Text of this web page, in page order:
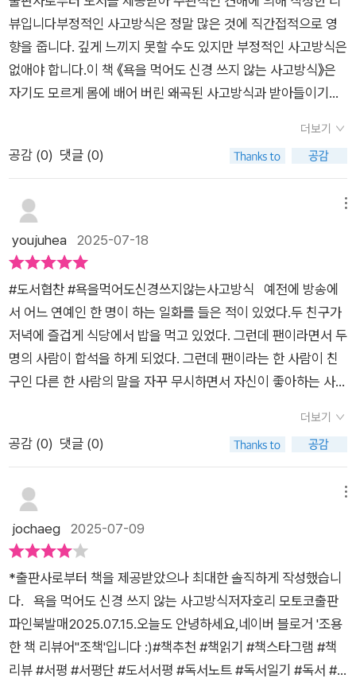
당장 내 삶에서 감정 소모가 줄어들 것 같았다.​책을 덮고 나서 문
득 SNS에서 본 악플이 생각났다.예전 같으면 ‘왜 저런 말을 하
지?’ 하며 마음이 쓰였을 텐데, 이제는 ‘그건 그 사람의 문제지, 내
문제가 아니야.’라고 스스로 다독였다. 작은 변화지만 정말 큰 자
유를 느꼈다.​​이 책이 필요한 사람 • 악성 댓글이나 험담에 쉽게
상처받는 사람 • 타인의 평가 때문에 자기 자신을 의심하는 사람
• ‘그냥 무시해’라는 말이 답답했던 사람​《욕을 먹어도 신경 쓰지
심’을 세우는 법을 자연스럽게 배우게 된다.요즘처럼 말의 칼날이
쉽게 오가는 시대에, 꼭 한 번 읽어봐야 할 책이다.​​
펴볼 수 있었습니다^^물이 반이 차있는 컵을 보고서 누군가는 물
이 반이나 차있다고 생각할 테고, 다른 누군가는 물이 반밖에 차
있지 않다고 생각할 겁니다. 이와 같이 같은 상황과 같은 말을 듣
더라도 사람에 따라서 받아들이는 방식은 천차만별이라고 할 수
저 지인이나 직장 동료 등으로부터 부정적인 평가를 받았을 때에
무작정 스스로를 비난하고 부정적인 생각에 빠져드는 것이 아닌,
생각의 전환을 통해서 보다 긍정적인 방식으로 사고방식을 바꿔
나가는 것을 추천하고 있습니다. 항상 긍정적인 사람과 항상 부정
사람들로부터 호감을 사는 데에 더 좋은 포지션이라고 할 수 있으
요!그리고, 비난을 받았을 때에 우리들이 절대로 해서는 안 되는
금기사항도 있다는 점이 꽤나 흥미로웠는데요, 비난을 받고서 감
정적으로 흥분상태에 빠져서 상대방을 비난하고 다시 비난을 돌
려받는 것은 결국에는 스스로의 멘탈을 무너뜨리는 악순환에 빠
져 버리게 만드는 행동이라고 하니 항상 이성적으로 행동할 수 있
도록 마음을 다스리는 데에 힘써야겠습니다. 물론, 아무런 방법도
없이 말로만 이렇게 해봤자 결국에는 똑같은 결과가 나오기 마련
서 읽어보고 몸에 익혀 둔다면 비난을 받는 상황이 왔을 때에 누
구도 나의 마음에 상처를 줄 수 없는 강철 멘탈을 완성시킬 수 있
다는 확신이 듭니다.그 밖에도, '욕을 먹어도 신경 쓰지 않는 사고
방식'에서는 비난을 참고 견디는 수준에서 한발 더 나아가, 그 비
난을 나의 에너지로 변환하여 긍정적인 에너지로 써먹을 수 있는
비결에 대해서도 들려주고 있어서 큰 도움이 되었는데요, 일상생
활 속에서 발생하는 비난의 유형을 4가지 연료로 빗대서 설명한
뒤에 비난에 지지 않고 나만의 가치관을 지켜 나가는 현명한 대처
방법들을 이번 기회에 확실하게 배워둘 수 있어서 정말 다행인 것
^,^&우리는 누군가로부터 험담이나 비난을 들었을 때 생각보다
큰 충격을 받습니다. '내가 무엇을 잘못했을까?', '왜 나에게 저러
는 걸 까?'와 같은 질문들이 꼬리에 꼬리를 물고 이어지며 불필요
한 고민 속에서 시간을 허비하곤 합니다. 작가는 이러한 고통의
본질이 '말' 그 자체에 있는 것이 아니라, 그 말을 '받아들이는 방
식'에 있다고 역설합니다. 마치 길을 가다 개가 짖는 소리에 하루
종일 괴로워하지 않듯이, 우리에게 쏟아지는 비난과 험담 역시 본
'남에게 상처 주는 말을 하면 안 된다'고 배워왔지만, 현실은 이러
한 교육과는 정반대로 흘러갑니다. 어디에서든 비난하는 사람이
존재하고, 이유 없는 험담과 악플은 사회에서 사라질 기미를 보이
지 않습니다. 아무리 올바르게 행동하더라도 누군가는 싫어할 수
있고, 이유 없이 못마땅해하는 사 람도 분명히 존재합니다. 문제
는 이러한 현실 속에서 우리가 어떻게 자신을 지키고, 나아가 부
정적인 에너지를 성장의 동력으로 삼을 수 있는가입니다. 호리 모
토코 는 이 문제에 대한 해답을 찾기 위해 자신의 개인적인 경험
과 심리학적 지식을 깊이 파고들었습니다. 한때 타인의 시선에 지
은 자기계발서를 탐독하며 사고방식의 변화를 위 한 실험을 거듭
했습니다. 그리고 마침내 중요한 깨달음을 얻었습니다. 우리의 행
복과 불행을 결정하는 것은 유전자나 환경이 아니라, 바로 외부의
자극을 '어떻게 받아들이는가' 하는 방식이라는 것입니다. 이 통
것을 성장의 에너지로 전환하는 핵심적인 출발점이 됩니다.작가
루 스킬(받아넘기는 능력) '을 익히는 것이 중요하다고 강조합니
다. ' 스루 스킬 ' 이란 상대방의 부정적인 말이나 행동을 자신의
내면으로 끌어들이지 않고 흘려보내는 능력을 의미합니다. 상대
방의 감정적 공격이 나에게 아무런 영향을 미치지 못하도록 심리
적인 방어막을 형성하는 적극적인 태도입니다. 누군가 욕설을 퍼
뷰입니다​​부정적인 사고방식은 정말 많은 것에 직간접적으로 영
향을 줍니다. 깊게 느끼지 못할 수도 있지만 부정적인 사고방식은
없애야 합니다.이 책 《욕을 먹어도 신경 쓰지 않는 사고방식》은
자기도 모르게 몸에 배어 버린 왜곡된 사고방식과 받아들이기를
갖는 감정이 다릅니다. 우리가 느끼는 감정은 그 사람이 느끼는
주관일뿐이며 사실에 갖다 붙인 덤입니다. 이 덤만 바꾸더라도 놀
라울 정도로 인상이 달라집니다. 사실은 바꿀 수 없지만 감정은
자유롭게 바꿀 수 있습니다. 상처받기 쉬운 사람은 상대방이 한
상 긍정적으로 받아들이려고 하면 상처받을 일도 없습니다. 상대
말한 의도를 추측할 뿐이니 긍정적으로 변환하면 그만입니다. 비
난당하는 상황은 대부분 자신이 예상치 못한 상황에서 일어납니
다. 자신에게 불리한 정보는 받아들이지 않도록 뇌가 사고 정지에
빠집니다.사고 정지에서 빠져나오기 위해서는 비난이 합당하지
않다는 전제로 생각하고 밖으로 나가 기분을 전환합니다. 자신의
가치는 자신이 정하는 것입니다. 비난은 누군가가 자기 마음대로
주관에 따라 하는 말과 행위로 스스로 자신의 가치를 올리면 됩니
바꿀 수 있습니다. 질투는 자신에게 없는 것을 가진 사람에게 느
끼는 감정입니다.질투는 단순 부러움을 넘어 부정적인 감정을 말
합니다. 질투심은 감정을 가진 모든 생명체에게 당연한 본능입니
다.질투심을 억누를 수 있는 사람과 그렇지 않은 사람 사이에는
인생의 행복도에 분명한 차이가 납니다.나 자신 한 명뿐만이 아니
라 질투심이 없어지도록 노력해 온 당시의 나와 비교해 보면 단연
코 행복도가 다르다는 것을 알게 됩니다.
더보기
공감 (0) 댓글 (0)
youjuhea 2025-07-18
#도서협찬 #욕을먹어도신경쓰지않는사고방식 예전에 방송에
서 어느 연예인 한 명이 하는 일화를 들은 적이 있었다.두 친구가
저녁에 즐겁게 식당에서 밥을 먹고 있었다. 그런데 팬이라면서 두
명의 사람이 합석을 하게 되었다. 그런데 팬이라는 한 사람이 친
구인 다른 한 사람의 말을 자꾸 무시하면서 자신이 좋아하는 사람
계산을 하고는 밖으로 나갔다고 한다. 친구는 따라 나가면서 “왜
그래? 무슨 일 있어?”라고 했더니 “넌 지금 화가 안나?! 저 사람
이 자꾸 네가 하는 말을 끊으면서 무시하잖아!!”라고 화를 냈다고
한다. 그러자 그 친구는 정말 황당하게도 “그래? 난 몰랐는데? 난
정말 몰랐어. 그리고 내가 괜찮다는데 뭐 어때?!”라고 이야기했
사람들은 서로 상처를 주는 말을 하고, 행동을 하면서도 그게 상
대방에게 상처가 되는지 알지 못한다. 알면서 한다면 정말 나쁜
사람이지!! 그저 아무 생각 없이 그 자리에서 아무 말 대잔치를 벌
이는 사람들이 대다수이다. 그러한 상황에서 모든 것들을 잘 받아
들이는 사람들이 있는가 하면 그렇지 못한 사람들도 많이 있다.
더보기
공감 (0) 댓글 (0)
jochaeg 2025-07-09
*출판사로부터 책을 제공받았으나 최대한 솔직하게 작성했습니
다. 욕을 먹어도 신경 쓰지 않는 사고방식저자호리 모토코출판
파인북발매2025.07.15.오늘도 안녕하세요,네이버 블로거 '조용
한 책 리뷰어''조책'입니다 :)​#책추천 #책읽기 #책스타그램 #책
리뷰 #서평 #서평단 #도서서평 #독서노트 #독서일기 #독서 #